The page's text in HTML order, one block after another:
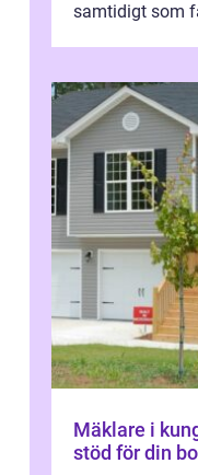
samtidigt som
Mäklare i kungsängen
stöd för din